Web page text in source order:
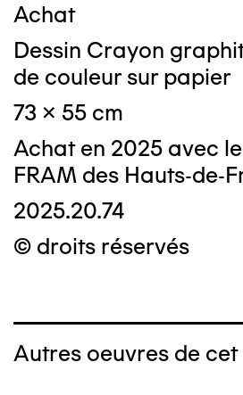
Achat
Dessin Crayon
de couleur sur papier
73 x 55 cm
Achat en 2025 avec
FRAM des Hauts-de-
2025.20.74
© droits réservés
Autres oeuvres de